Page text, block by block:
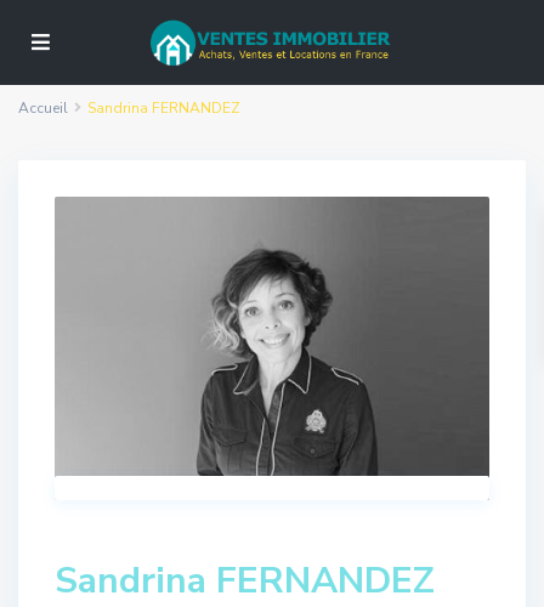
Accueil Sandrina FERNANDEZ
Sandrina FERNANDEZ